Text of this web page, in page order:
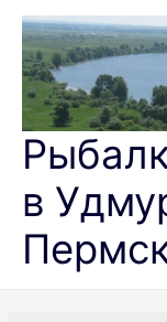
Перейти
содержимому
в